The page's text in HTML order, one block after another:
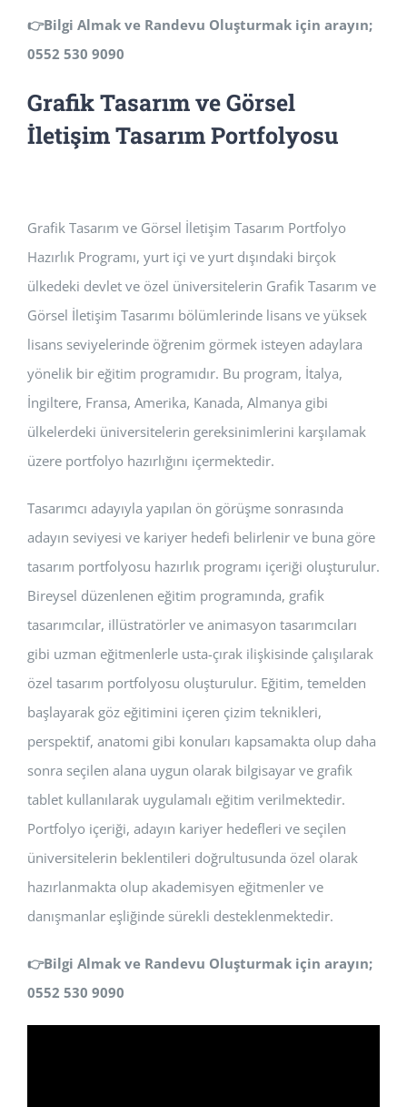
👉Bilgi Almak ve Randevu Oluşturmak için arayın;
0552 530 9090
Grafik Tasarım ve Görsel
İletişim Tasarım Portfolyosu
Grafik Tasarım ve Görsel İletişim Tasarım Portfolyo
Hazırlık Programı, yurt içi ve yurt dışındaki birçok
ülkedeki devlet ve özel üniversitelerin Grafik Tasarım ve
Görsel İletişim Tasarımı bölümlerinde lisans ve yüksek
lisans seviyelerinde öğrenim görmek isteyen adaylara
yönelik bir eğitim programıdır. Bu program, İtalya,
İngiltere, Fransa, Amerika, Kanada, Almanya gibi
ülkelerdeki üniversitelerin gereksinimlerini karşılamak
üzere portfolyo hazırlığını içermektedir.
Tasarımcı adayıyla yapılan ön görüşme sonrasında
adayın seviyesi ve kariyer hedefi belirlenir ve buna göre
tasarım portfolyosu hazırlık programı içeriği oluşturulur.
Bireysel düzenlenen eğitim programında, grafik
tasarımcılar, illüstratörler ve animasyon tasarımcıları
gibi uzman eğitmenlerle usta-çırak ilişkisinde çalışılarak
özel tasarım portfolyosu oluşturulur. Eğitim, temelden
başlayarak göz eğitimini içeren çizim teknikleri,
perspektif, anatomi gibi konuları kapsamakta olup daha
sonra seçilen alana uygun olarak bilgisayar ve grafik
tablet kullanılarak uygulamalı eğitim verilmektedir.
Portfolyo içeriği, adayın kariyer hedefleri ve seçilen
üniversitelerin beklentileri doğrultusunda özel olarak
hazırlanmakta olup akademisyen eğitmenler ve
danışmanlar eşliğinde sürekli desteklenmektedir.
👉Bilgi Almak ve Randevu Oluşturmak için arayın;
0552 530 9090